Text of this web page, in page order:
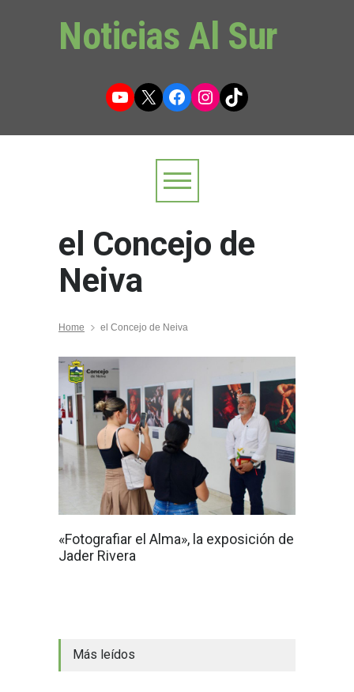
Noticias Al Sur
YouTube
X Facebook
Instagram
TikTok
el Concejo de
Neiva
Home el Concejo de Neiva
«Fotografiar el Alma», la exposición de
Jader Rivera
Más leídos